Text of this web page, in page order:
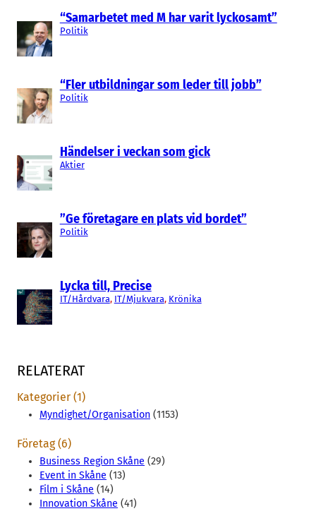
“Samarbetet med M har varit lyckosamt”
Politik
“Fler utbildningar som leder till jobb”
Politik
Händelser i veckan som gick
Aktier
”Ge företagare en plats vid bordet”
Politik
Lycka till, Precise
IT/Hårdvara, IT/Mjukvara, Krönika
RELATERAT
Kategorier (1)
Myndighet/Organisation (1153)
Företag (6)
Business Region Skåne (29)
Event in Skåne (13)
Film i Skåne (14)
Innovation Skåne (41)